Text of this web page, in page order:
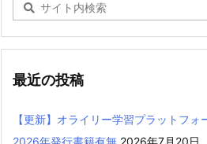
最近の投稿
【更新】オライリー学習プラットフ